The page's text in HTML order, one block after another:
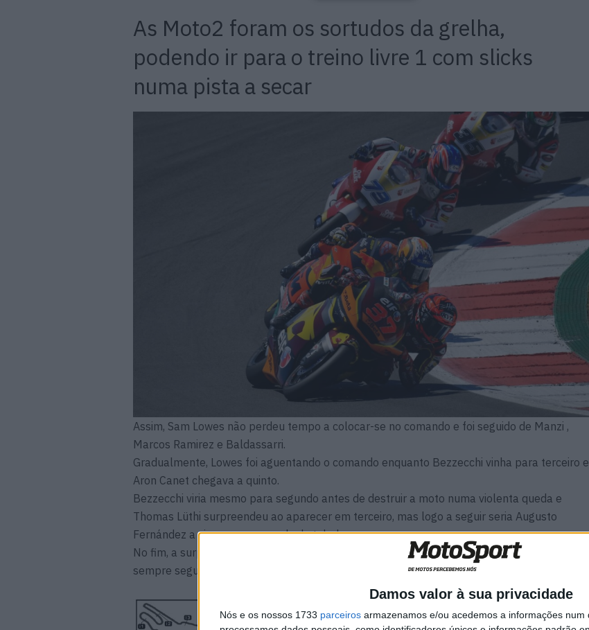
Damos valor à sua privacidade
Nós e os nossos 1733 parceiros armazenamos e/ou acedemos a informações num
As Moto2 foram os sortudos da grelha,
podendo ir para o treino livre 1 com slicks
numa pista a secar
Assim, Sam Lowes não perdeu tempo a colocar-se no comando e foi seguido de Manzi ,
Marcos Ramirez e Baldassarri.
Gradualmente, Lowes foi aguentando o comando enquanto Bezzecchi vinha para terceiro e
Aron Canet chegava a quinto.
Bezzecchi viria mesmo para segundo antes de destruir a moto numa violenta queda e
Thomas Lüthi surpreendeu ao aparecer em terceiro, mas logo a seguir seria Augusto
Fernández a vir para o comando da tabela.
No fim, a surpresa seria ainda maior com Aron Canet a acabar à frente e, com Manzi
sempre segundo, a relegar Lowes para terceiro com o seu tempo de 1:37.535.